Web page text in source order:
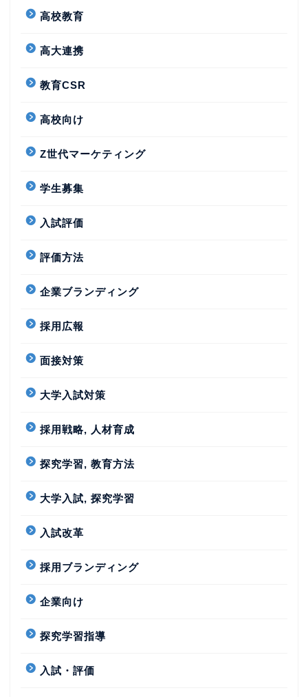
高校教育
高大連携
教育CSR
高校向け
Z世代マーケティング
学生募集
入試評価
評価方法
企業ブランディング
採用広報
面接対策
大学入試対策
採用戦略, 人材育成
探究学習, 教育方法
大学入試, 探究学習
入試改革
採用ブランディング
企業向け
探究学習指導
入試・評価